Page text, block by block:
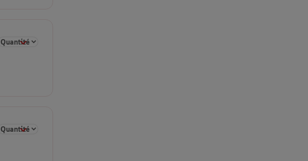
Sélectionner la quantité pour E-carte cadeau de 100€
Sélectionner la quantité pour E-carte cadeau de 150€